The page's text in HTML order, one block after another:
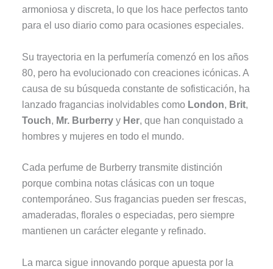
armoniosa y discreta, lo que los hace perfectos tanto
para el uso diario como para ocasiones especiales.
Su trayectoria en la perfumería comenzó en los años
80, pero ha evolucionado con creaciones icónicas. A
causa de su búsqueda constante de sofisticación, ha
lanzado fragancias inolvidables como London, Brit,
Touch, Mr. Burberry y Her, que han conquistado a
hombres y mujeres en todo el mundo.
Cada perfume de Burberry transmite distinción
porque combina notas clásicas con un toque
contemporáneo. Sus fragancias pueden ser frescas,
amaderadas, florales o especiadas, pero siempre
mantienen un carácter elegante y refinado.
La marca sigue innovando porque apuesta por la